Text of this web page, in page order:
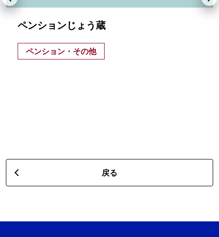
ペンションじょう蔵
ペンション・その他
戻る